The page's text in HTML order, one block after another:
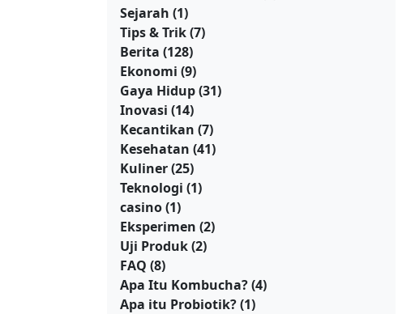
Sejarah (1)
Tips & Trik(7)
Berita (128)
Ekonomi (9)
Gaya Hidup(31)
Inovasi (14)
Kecantikan (7)
Kesehatan (41)
Kuliner(25)
Teknologi (1)
casino(1)
Eksperimen (2)
Uji Produk(2)
FAQ (8)
Apa Itu Kombucha?(4)
Apa itu Probiotik?(1)